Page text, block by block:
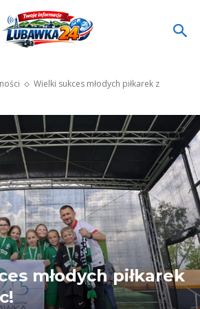
Wielki sukces młodych piłkarek z
młodych piłkarek